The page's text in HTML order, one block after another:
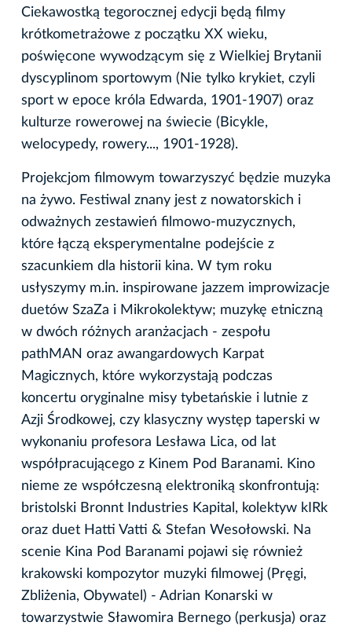
Ciekawostką tegorocznej edycji będą filmy
krótkometrażowe z początku XX wieku,
poświęcone wywodzącym się z Wielkiej Brytanii
dyscyplinom sportowym (Nie tylko krykiet, czyli
sport w epoce króla Edwarda, 1901-1907) oraz
kulturze rowerowej na świecie (Bicykle,
welocypedy, rowery..., 1901-1928).
Projekcjom filmowym towarzyszyć będzie muzyka
na żywo. Festiwal znany jest z nowatorskich i
odważnych zestawień filmowo-muzycznych,
które łączą eksperymentalne podejście z
szacunkiem dla historii kina. W tym roku
usłyszymy m.in. inspirowane jazzem improwizacje
duetów SzaZa i Mikrokolektyw; muzykę etniczną
w dwóch różnych aranżacjach - zespołu
pathMAN oraz awangardowych Karpat
Magicznych, które wykorzystają podczas
koncertu oryginalne misy tybetańskie i lutnie z
Azji Środkowej, czy klasyczny występ taperski w
wykonaniu profesora Lesława Lica, od lat
współpracującego z Kinem Pod Baranami. Kino
nieme ze współczesną elektroniką skonfrontują:
bristolski Bronnt Industries Kapital, kolektyw kIRk
oraz duet Hatti Vatti & Stefan Wesołowski. Na
scenie Kina Pod Baranami pojawi się również
krakowski kompozytor muzyki filmowej (Pręgi,
Zbliżenia, Obywatel) - Adrian Konarski w
towarzystwie Sławomira Bernego (perkusja) oraz